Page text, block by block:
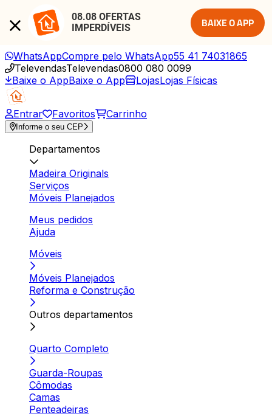
08.08 OFERTAS
IMPERDÍVEIS
BAIXE O APP
WhatsAppCompre pelo WhatsApp55 41 74031865
TelevendasTelevendas0800 080 0099
Baixe o AppBaixe o App LojasLojas Físicas
Entrar Favoritos Carrinho
Informe o seu CEP
Departamentos
Madeira Originals
Serviços
Móveis Planejados
Meus pedidos
Ajuda
Móveis
Móveis Planejados
Reforma e Construção
Outros departamentos
Quarto Completo
Guarda-Roupas
Cômodas
Camas
Penteadeiras